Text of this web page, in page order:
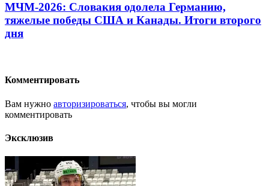
МЧМ-2026: Словакия одолела Германию,
тяжелые победы США и Канады. Итоги второго
дня
Комментировать
Вам нужно авторизироваться, чтобы вы могли
комментировать
Эксклюзив